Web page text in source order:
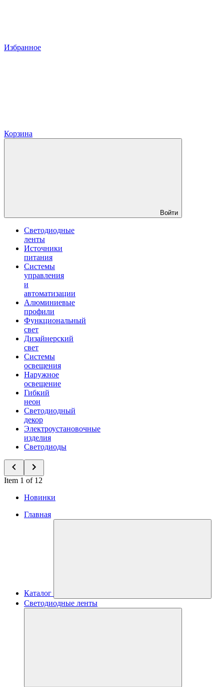
Избранное
Корзина
Войти
Светодиодные
ленты
Источники
питания
Системы
управления
и
автоматизации
Алюминиевые
профили
Функциональный
свет
Дизайнерский
свет
Системы
освещения
Наружное
освещение
Гибкий
неон
Светодиодный
декор
Электроустановочные
изделия
Светодиоды
Item 1 of 12
Новинки
Главная
Каталог
Светодиодные ленты